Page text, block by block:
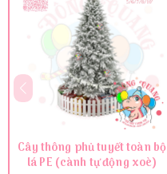
Cây thông phủ tuyết toàn bộ
lá PE (cành tự động xoè)